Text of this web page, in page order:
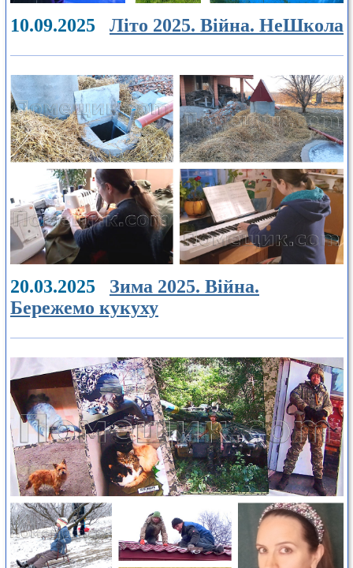
10.09.2025 Літо 2025. Війна. НеШкола
20.03.2025 Зима 2025. Війна.
Бережемо кукуху